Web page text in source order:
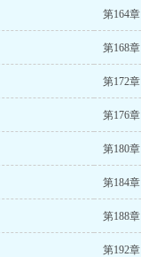
第164章
第168章
第172章
第176章
第180章
第184章
第188章
第192章